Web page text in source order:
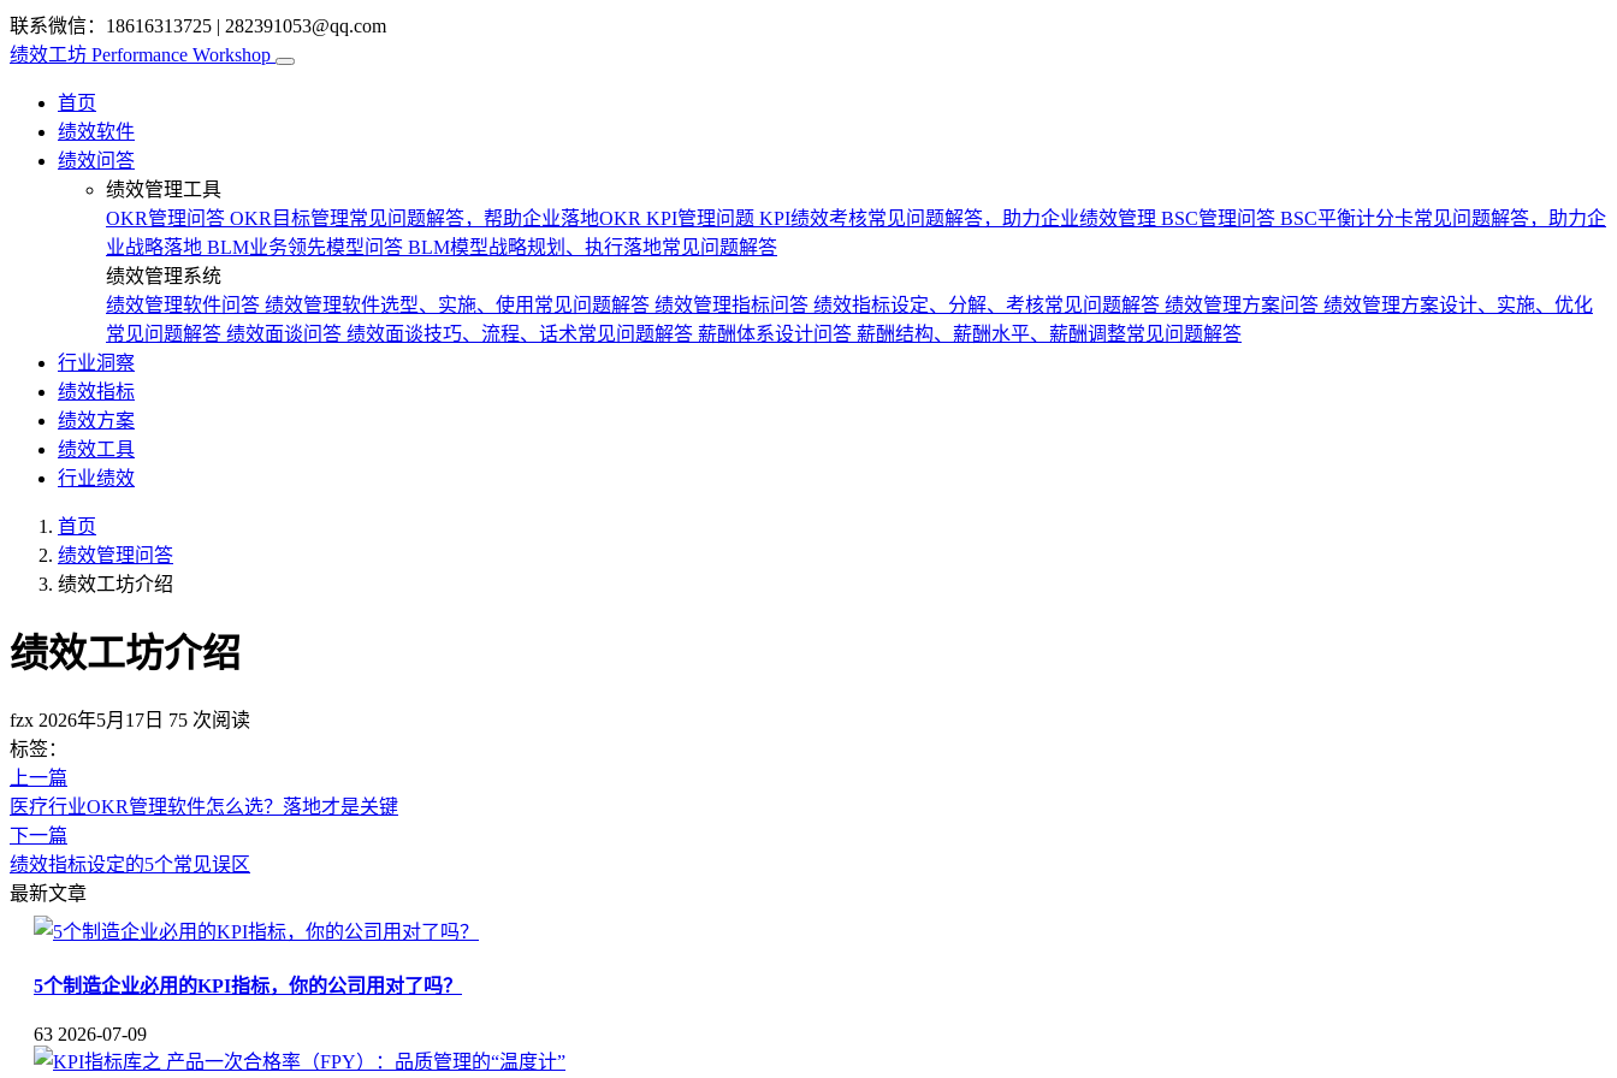
联系微信：18616313725 | 282391053@qq.com
绩效工坊 Performance Workshop
首页
绩效软件
绩效问答
绩效管理工具
OKR管理问答 OKR目标管理常见问题解答，帮助企业落地OKR KPI管理问题 KPI绩效考核常见问题解答，助力企业绩效管理 BSC管理问答 BSC平衡计分卡常见问题解答，助力企
业战略落地 BLM业务领先模型问答 BLM模型战略规划、执行落地常见问题解答
绩效管理系统
绩效管理软件问答 绩效管理软件选型、实施、使用常见问题解答 绩效管理指标问答 绩效指标设定、分解、考核常见问题解答 绩效管理方案问答 绩效管理方案设计、实施、优化
常见问题解答 绩效面谈问答 绩效面谈技巧、流程、话术常见问题解答 薪酬体系设计问答 薪酬结构、薪酬水平、薪酬调整常见问题解答
行业洞察
绩效指标
绩效方案
绩效工具
行业绩效
首页
绩效管理问答
绩效工坊介绍
绩效工坊介绍
fzx 2026年5月17日 75 次阅读
标签：
上一篇
医疗行业OKR管理软件怎么选？落地才是关键
下一篇
绩效指标设定的5个常见误区
最新文章
5个制造企业必用的KPI指标，你的公司用对了吗？
63 2026-07-09